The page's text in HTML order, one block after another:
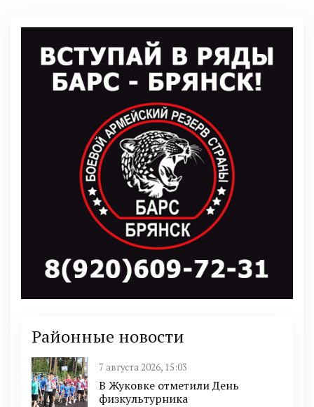
Районные новости
7 августа 2026, 15:03
В Жуковке отметили День
физкультурника